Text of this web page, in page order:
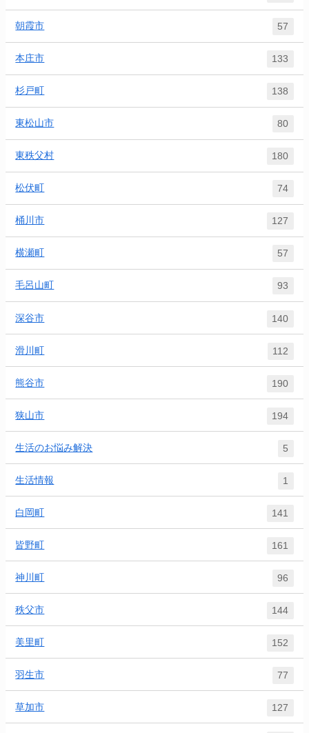
朝霞市 57
本庄市 133
杉戸町 138
東松山市 80
東秩父村 180
松伏町 74
桶川市 127
横瀬町 57
毛呂山町 93
深谷市 140
滑川町 112
熊谷市 190
狭山市 194
生活のお悩み解決 5
生活情報 1
白岡町 141
皆野町 161
神川町 96
秩父市 144
美里町 152
羽生市 77
草加市 127